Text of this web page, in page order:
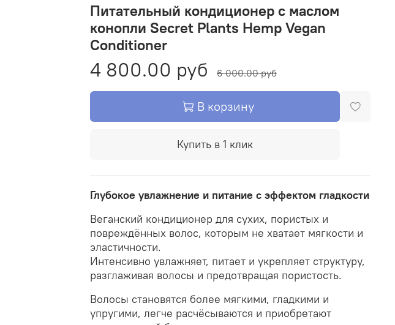
Питательный кондиционер с маслом
конопли Secret Plants Hemp Vegan
Conditioner
4 800.00 руб 6 000.00 руб
В корзину
Купить в 1 клик
Глубокое увлажнение и питание с эффектом гладкости
Веганский кондиционер для сухих, пористых и
повреждённых волос, которым не хватает мягкости и
эластичности.
Интенсивно увлажняет, питает и укрепляет структуру,
разглаживая волосы и предотвращая пористость.
Волосы становятся более мягкими, гладкими и
упругими, легче расчёсываются и приобретают